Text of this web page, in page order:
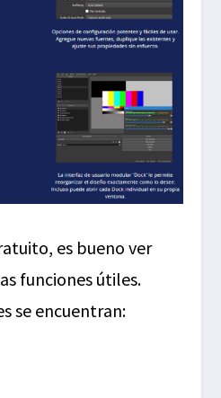
es bueno ver
funciones útiles.
se encuentran: